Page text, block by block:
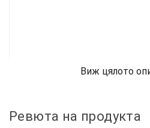
Ревюта на продукта